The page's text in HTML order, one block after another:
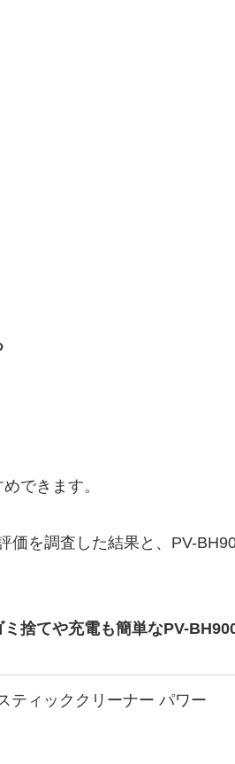
できます。
価を調査した結果と、PV-
捨てや充電も簡単なPV-
ティッククリーナー パワー